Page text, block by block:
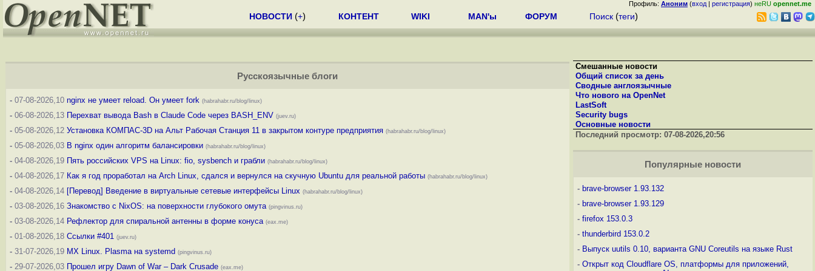
Профиль: Аноним (вход | регистрация) неRU opennet.me
НОВОСТИ (+) КОНТЕНТ WIKI MAN'ы ФОРУМ Поиск (теги)
Русскоязычные блоги
- 07-08-2026,10 nginx не умеет reload. Он умеет fork (habrahabr.ru/blog/linux)
- 06-08-2026,13 Перехват вывода Bash в Claude Code через BASH_ENV (juev.ru)
- 05-08-2026,12 Установка КОМПАС-3D на Альт Рабочая Станция 11 в закрытом контуре предприятия (habrahabr.ru/blog/linux)
- 05-08-2026,03 В nginx один алгоритм балансировки (habrahabr.ru/blog/linux)
- 04-08-2026,19 Пять российских VPS на Linux: fio, sysbench и грабли (habrahabr.ru/blog/linux)
- 04-08-2026,17 Как я год проработал на Arch Linux, сдался и вернулся на скучную Ubuntu для реальной работы (habrahabr.ru/blog/linux)
- 04-08-2026,14 [Перевод] Введение в виртуальные сетевые интерфейсы Linux (habrahabr.ru/blog/linux)
- 03-08-2026,16 Знакомство с NixOS: на поверхности глубокого омута (pingvinus.ru)
- 03-08-2026,14 Рефлектор для спиральной антенны в форме конуса (eax.me)
- 01-08-2026,18 Ссылки #401 (juev.ru)
- 31-07-2026,19 MX Linux. Plasma на systemd (pingvinus.ru)
- 29-07-2026,03 Прошел игру Dawn of War – Dark Crusade (eax.me)
Смешанные новости
Общий список за день
Сводные англоязычные
Что нового на OpenNet
LastSoft
Security bugs
Основные новости
Последний просмотр: 07-08-2026,20:56
Популярные новости
- brave-browser 1.93.132
- brave-browser 1.93.129
- firefox 153.0.3
- thunderbird 153.0.2
- Выпуск uutils 0.10, варианта GNU Coreutils на языке Rust
- Открыт код Cloudflare OS, платформы для приложений,